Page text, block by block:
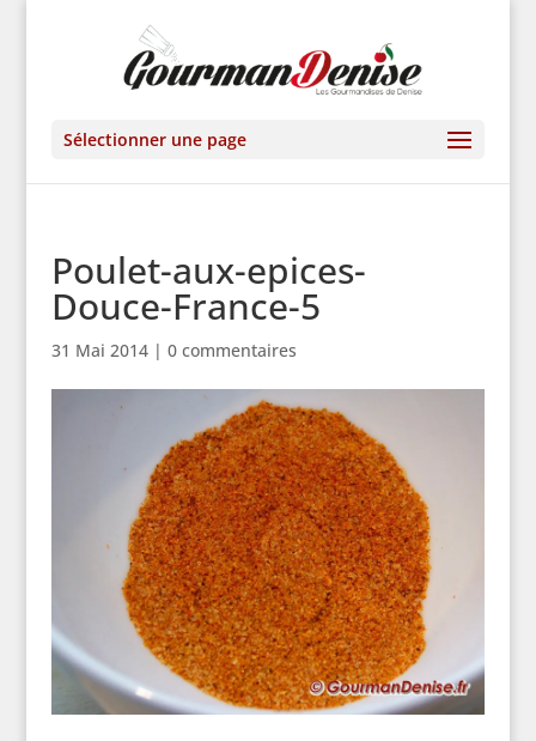
Sélectionner une page
Poulet-aux-epices-
Douce-France-5
31 Mai 2014| 0 commentaires